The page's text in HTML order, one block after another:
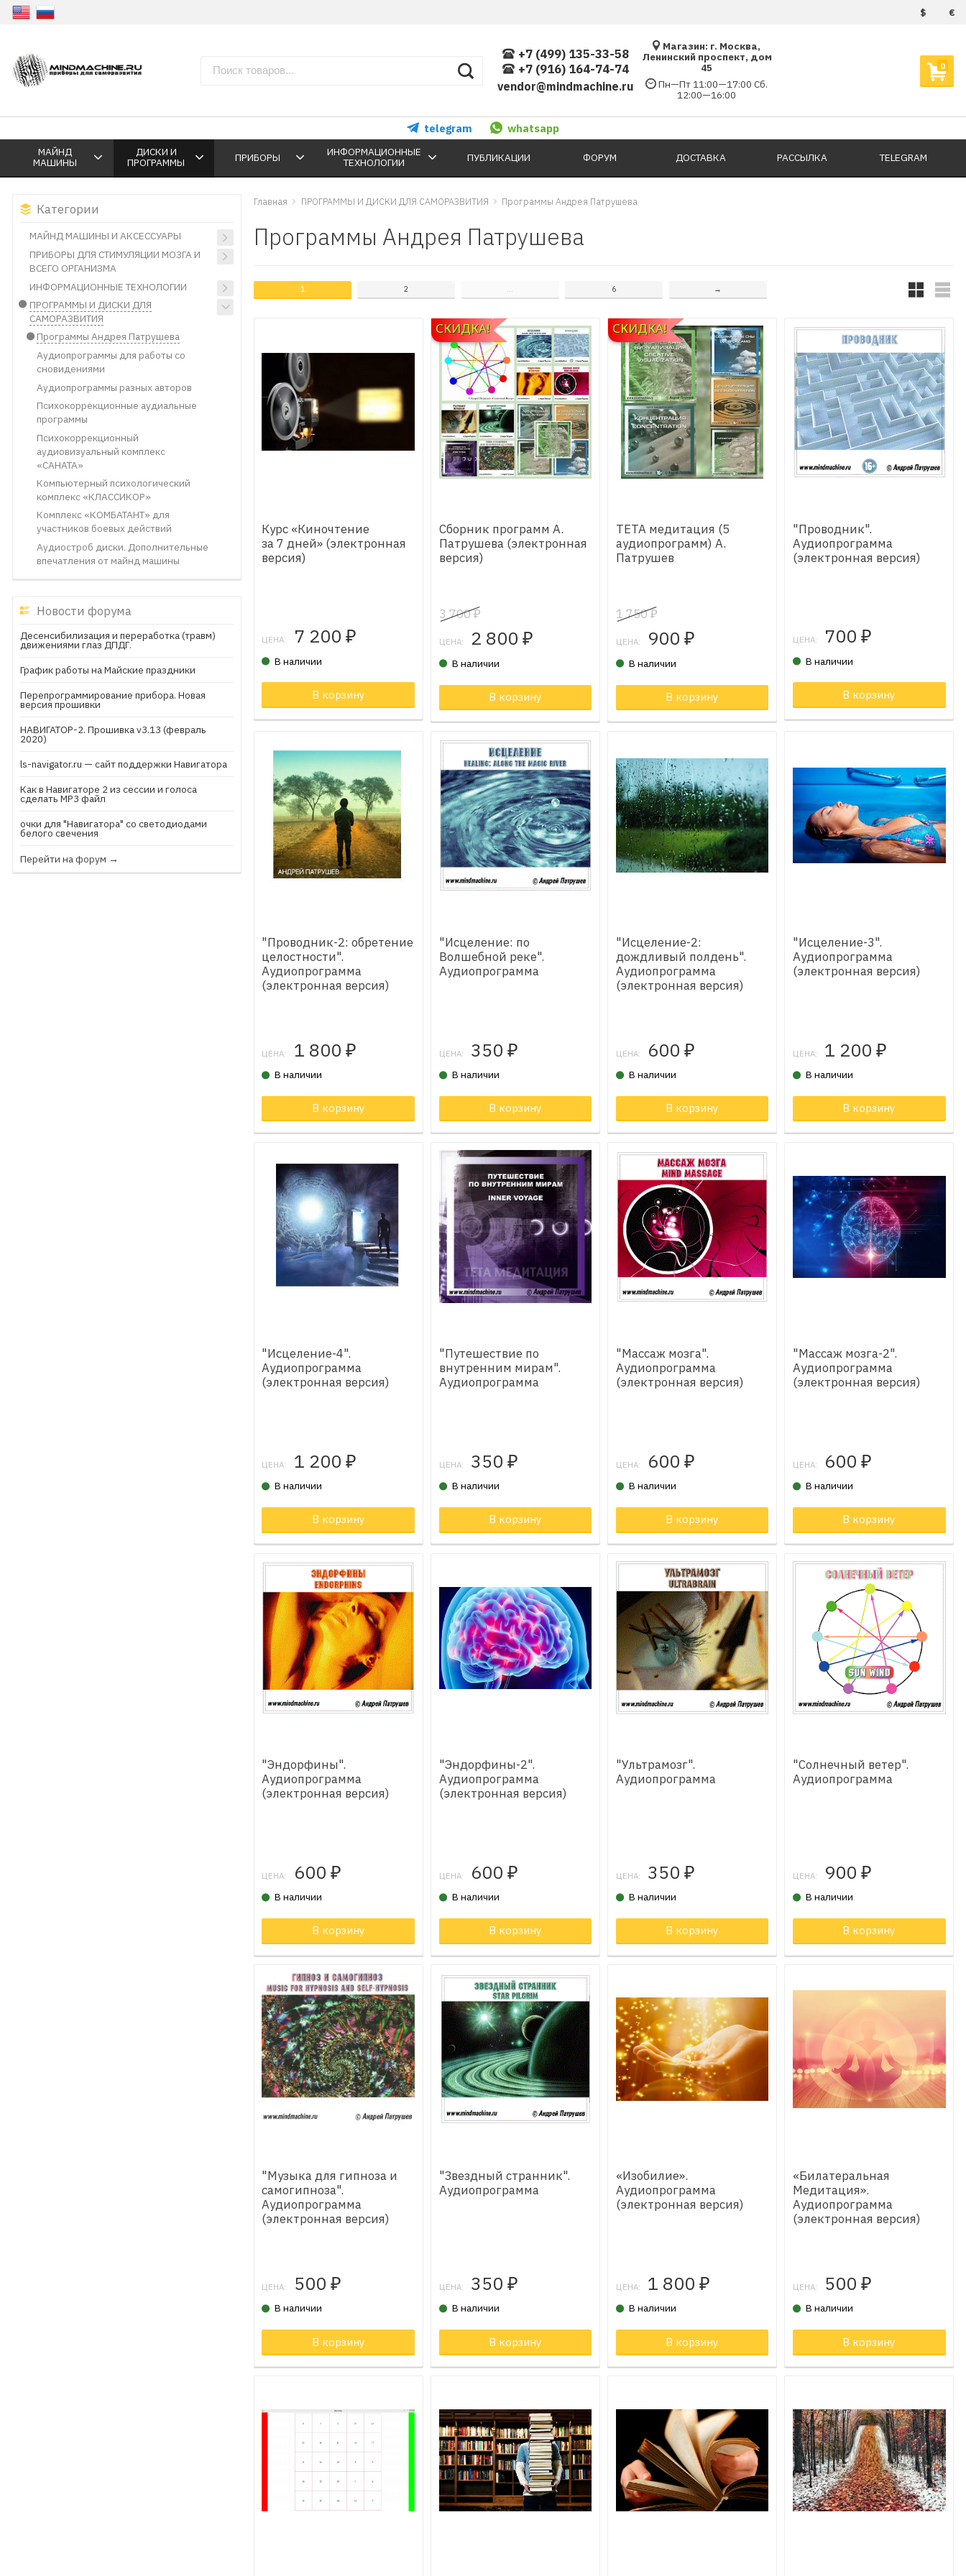
$ €
+7 (499) 135-33-58
+7 (916) 164-74-74
vendor@mindmachine.ru
Магазин: г. Москва,
Ленинский проспект, дом
45
Пн—Пт 11:00—17:00 Сб.
12:00—16:00
0
telegram whatsapp
МАЙНД
МАШИНЫ
ДИСКИ И
ПРОГРАММЫ
ПРИБОРЫ
ИНФОРМАЦИОННЫЕ
ТЕХНОЛОГИИ
ПУБЛИКАЦИИ ФОРУМ ДОСТАВКА РАССЫЛКА TELEGRAM
Категории
МАЙНД МАШИНЫ И АКСЕССУАРЫ
ПРИБОРЫ ДЛЯ СТИМУЛЯЦИИ МОЗГА И
ВСЕГО ОРГАНИЗМА
ИНФОРМАЦИОННЫЕ ТЕХНОЛОГИИ
ПРОГРАММЫ И ДИСКИ ДЛЯ
САМОРАЗВИТИЯ
Программы Андрея Патрушева
Аудиопрограммы для работы со
сновидениями
Аудиопрограммы разных авторов
Психокоррекционные аудиальные
программы
Психокоррекционный
аудиовизуальный комплекс
«САНАТА»
Компьютерный психологический
комплекс «КЛАССИКОР»
Комплекс «КОМБАТАНТ» для
участников боевых действий
Аудиостроб диски. Дополнительные
впечатления от майнд машины
Новости форума
Десенсибилизация и переработка (травм)
движениями глаз ДПДГ.
График работы на Майские праздники
Перепрограммирование прибора. Новая
версия прошивки
НАВИГАТОР-2. Прошивка v3.13 (февраль
2020)
ls-navigator.ru — сайт поддержки Навигатора
Как в Навигаторе 2 из сессии и голоса
сделать МР3 файл
очки для "Навигатора" со светодиодами
белого свечения
Перейти на форум →
Главная ПРОГРАММЫ И ДИСКИ ДЛЯ САМОРАЗВИТИЯ Программы Андрея Патрушева
Программы Андрея Патрушева
1 2 ... 6 →
Курс «Киночтение
за 7 дней» (электронная
версия)
ЦЕНА: 7 200 ₽
В наличии
В корзину Товар в корзине
СКИДКА!
Сборник программ А.
Патрушева (электронная
версия)
3 700₽
ЦЕНА: 2 800₽
В наличии
В корзину Товар в корзине
СКИДКА!
ТЕТА медитация (5
аудиопрограмм) А.
Патрушев
1 750₽
ЦЕНА: 900₽
В наличии
В корзину
"Проводник".
Аудиопрограмма
(электронная версия)
ЦЕНА: 700₽
В наличии
В корзину
"Проводник-2: обретение
целостности".
Аудиопрограмма
(электронная версия)
ЦЕНА: 1 800 ₽
В наличии
В корзину Товар в корзине
"Исцеление: по
Волшебной реке".
Аудиопрограмма
ЦЕНА: 350₽
В наличии
В корзину
"Исцеление-2:
дождливый полдень".
Аудиопрограмма
(электронная версия)
ЦЕНА: 600₽
В наличии
В корзину Товар в корзине
"Исцеление-3".
Аудиопрограмма
(электронная версия)
ЦЕНА: 1 200₽
В наличии
В корзину
"Исцеление-4".
Аудиопрограмма
(электронная версия)
ЦЕНА: 1 200 ₽
В наличии
В корзину Товар в корзине
"Путешествие по
внутренним мирам".
Аудиопрограмма
ЦЕНА: 350₽
В наличии
В корзину
"Массаж мозга".
Аудиопрограмма
(электронная версия)
ЦЕНА: 600₽
В наличии
В корзину Товар в корзине
"Массаж мозга-2".
Аудиопрограмма
(электронная версия)
ЦЕНА: 600₽
В наличии
В корзину
"Эндорфины".
Аудиопрограмма
(электронная версия)
ЦЕНА: 600 ₽
В наличии
В корзину Товар в корзине
"Эндорфины-2".
Аудиопрограмма
(электронная версия)
ЦЕНА: 600₽
В наличии
В корзину Товар в корзине
"Ультрамозг".
Аудиопрограмма
ЦЕНА: 350₽
В наличии
В корзину
"Солнечный ветер".
Аудиопрограмма
ЦЕНА: 900₽
В наличии
В корзину
"Музыка для гипноза и
самогипноза".
Аудиопрограмма
(электронная версия)
ЦЕНА: 500 ₽
В наличии
В корзину Товар в корзине
"Звездный странник".
Аудиопрограмма
ЦЕНА: 350₽
В наличии
В корзину
«Изобилие».
Аудиопрограмма
(электронная версия)
ЦЕНА: 1 800₽
В наличии
В корзину Товар в корзине
«Билатеральная
Медитация».
Аудиопрограмма
(электронная версия)
ЦЕНА: 500₽
В наличии
В корзину